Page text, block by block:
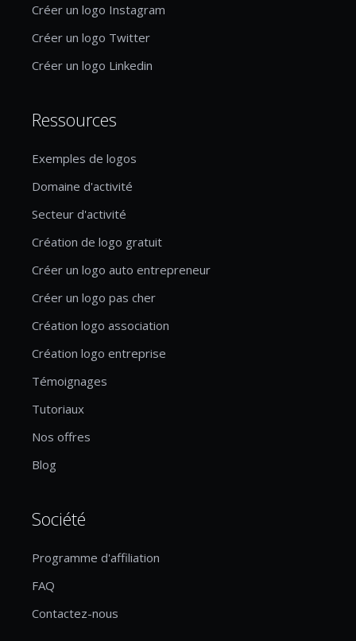
Créer un logo Instagram
Créer un logo Twitter
Créer un logo Linkedin
Ressources
Exemples de logos
Domaine d'activité
Secteur d'activité
Création de logo gratuit
Créer un logo auto entrepreneur
Créer un logo pas cher
Création logo association
Création logo entreprise
Témoignages
Tutoriaux
Nos offres
Blog
Société
Programme d'affiliation
FAQ
Contactez-nous